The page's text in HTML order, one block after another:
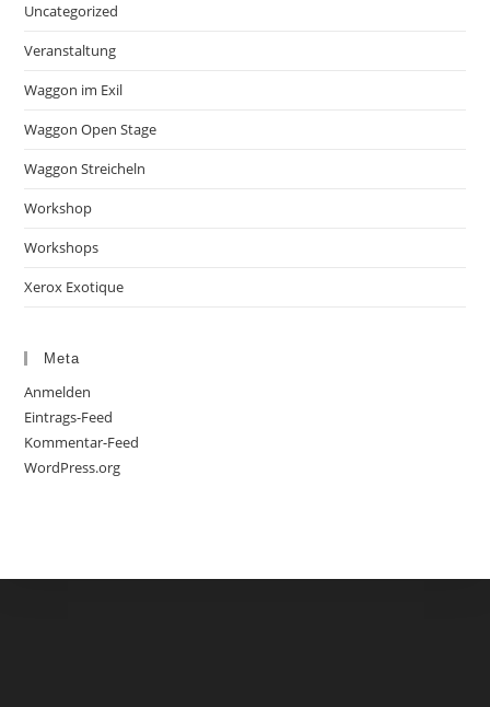
Uncategorized
Veranstaltung
Waggon im Exil
Waggon Open Stage
Waggon Streicheln
Workshop
Workshops
Xerox Exotique
Meta
Anmelden
Eintrags-Feed
Kommentar-Feed
WordPress.org